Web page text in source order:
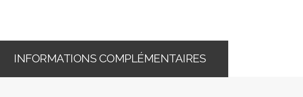
INFORMATIONS COMPLÉMENTAIRES